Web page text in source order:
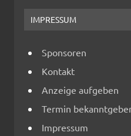
IMPRESSUM
Sponsoren
Kontakt
Anzeige aufgeben
Termin
Impressum